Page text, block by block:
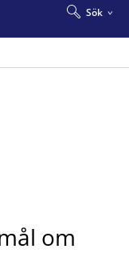
Sök
om